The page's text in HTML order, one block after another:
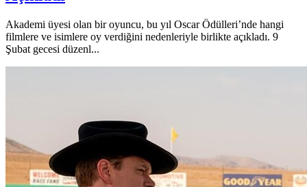
Akademi üyesi olan bir oyuncu, bu yıl Oscar Ödülleri’nde hangi
filmlere ve isimlere oy verdiğini nedenleriyle birlikte açıkladı. 9
Şubat gecesi düzenl...